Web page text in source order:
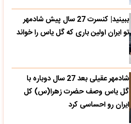
ببینید| کنسرت 27 سال پیش شادمهر
تو ایران اولین باری که گل یاس را خواند
شادمهر عقیلی بعد 27 سال دوباره با
گل یاس وصف حضرت زهرا(س) کل
ایران رو احساسی کرد